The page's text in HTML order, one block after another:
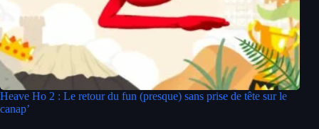
Heave Ho 2 : Le retour du fun (presque) sans prise de tête sur le
canap’